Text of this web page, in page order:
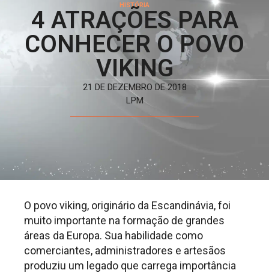
HISTÓRIA
4 ATRAÇÕES PARA
CONHECER O POVO
VIKING
21 DE DEZEMBRO DE 2018
LPM
O povo viking, originário da Escandinávia, foi
muito importante na formação de grandes
áreas da Europa. Sua habilidade como
comerciantes, administradores e artesãos
produziu um legado que carrega importância